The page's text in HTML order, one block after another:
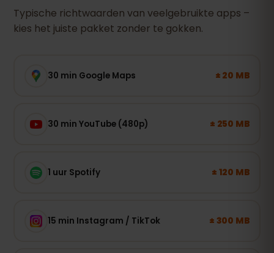
Typische richtwaarden van veelgebruikte apps –
kies het juiste pakket zonder te gokken.
30 min Google Maps ± 20 MB
30 min YouTube (480p) ± 250 MB
1 uur Spotify ± 120 MB
15 min Instagram / TikTok ± 300 MB